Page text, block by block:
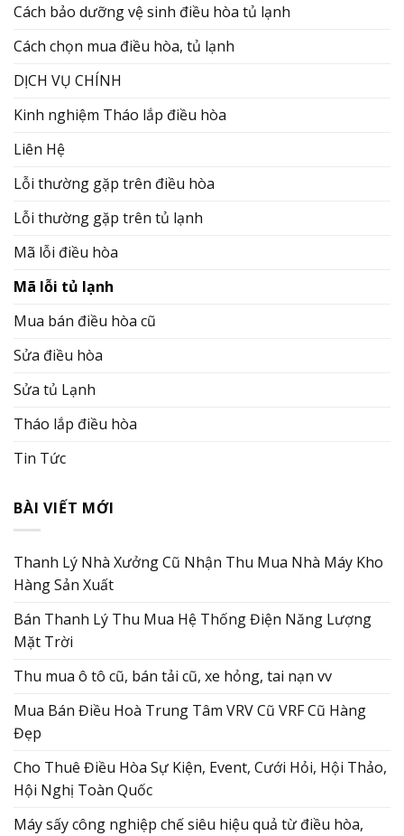
Cách bảo dưỡng vệ sinh điều hòa tủ lạnh
Cách chọn mua điều hòa, tủ lạnh
DỊCH VỤ CHÍNH
Kinh nghiệm Tháo lắp điều hòa
Liên Hệ
Lỗi thường gặp trên điều hòa
Lỗi thường gặp trên tủ lạnh
Mã lỗi điều hòa
Mã lỗi tủ lạnh
Mua bán điều hòa cũ
Sửa điều hòa
Sửa tủ Lạnh
Tháo lắp điều hòa
Tin Tức
BÀI VIẾT MỚI
Thanh Lý Nhà Xưởng Cũ Nhận Thu Mua Nhà Máy Kho
Hàng Sản Xuất
Bán Thanh Lý Thu Mua Hệ Thống Điện Năng Lượng
Mặt Trời
Thu mua ô tô cũ, bán tải cũ, xe hỏng, tai nạn vv
Mua Bán Điều Hoà Trung Tâm VRV Cũ VRF Cũ Hàng
Đẹp
Cho Thuê Điều Hòa Sự Kiện, Event, Cưới Hỏi, Hội Thảo,
Hội Nghị Toàn Quốc
Máy sấy công nghiệp chế siêu hiệu quả từ điều hòa,